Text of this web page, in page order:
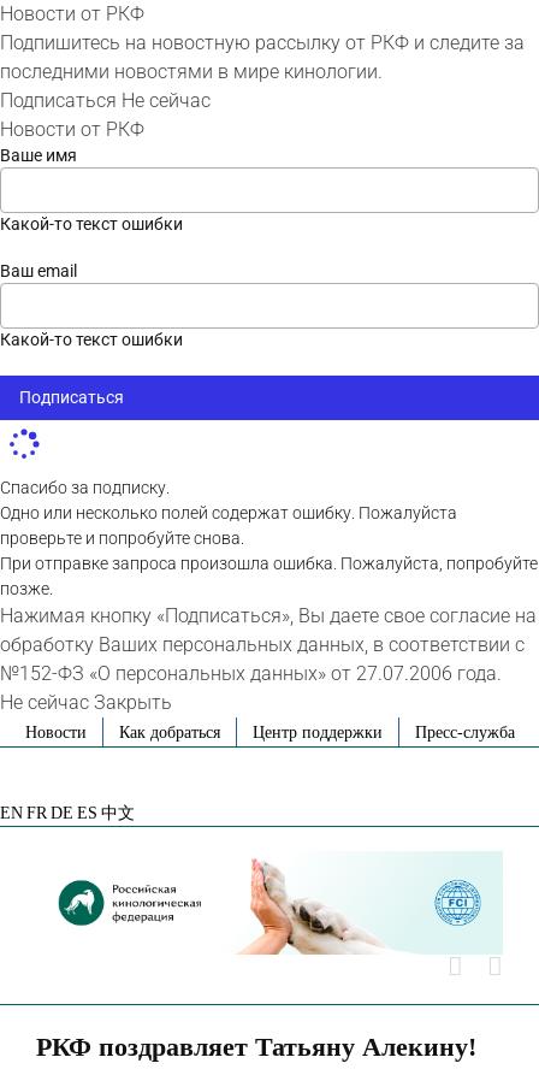
Новости от РКФ
Подпишитесь на новостную рассылку от РКФ и следите за
последними новостями в мире кинологии.
Подписаться Не сейчас
Новости от РКФ
Ваше имя
Какой-то текст ошибки
Ваш email
Какой-то текст ошибки
Подписаться
Спасибо за подписку.
Одно или несколько полей содержат ошибку. Пожалуйста
проверьте и попробуйте снова.
При отправке запроса произошла ошибка. Пожалуйста, попробуйте
позже.
Нажимая кнопку «Подписаться», Вы даете свое согласие на
обработку Ваших персональных данных, в соответствии с
№152-ФЗ «О персональных данных» от 27.07.2006 года.
Не сейчас Закрыть
SkipНовости Как добраться Центр поддержки Пресс-служба
EN FR DE ES 中文
РКФ поздравляет Татьяну Алекину!